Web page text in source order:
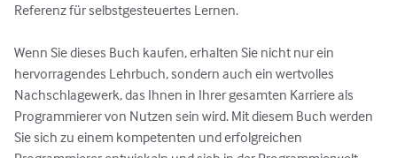
Referenz für selbstgesteuertes Lernen.
Wenn Sie dieses Buch kaufen, erhalten Sie nicht nur ein
hervorragendes Lehrbuch, sondern auch ein wertvolles
Nachschlagewerk, das Ihnen in Ihrer gesamten Karriere als
Programmierer von Nutzen sein wird. Mit diesem Buch werden
Sie sich zu einem kompetenten und erfolgreichen